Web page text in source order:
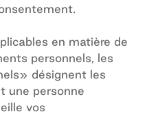
en matière de
personnels, les
» désignent les
une personne
vos